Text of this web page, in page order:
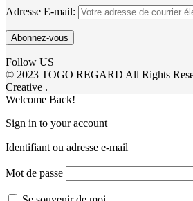
Adresse E-mail:
Follow US
© 2023 TOGO REGARD All Rights
Creative .
Welcome Back!
Sign in to your account
Identifiant ou adresse e-mail
Mot de passe